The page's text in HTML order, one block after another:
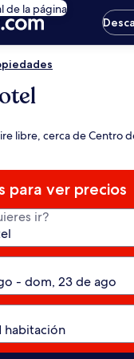
de la página
libre, cerca de Centro
para ver precios
ir?